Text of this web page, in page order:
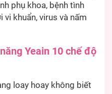
phụ khoa, bệnh tình
vi khuẩn, virus và nấm
Yeain 10 chế độ
loay hoay không biết